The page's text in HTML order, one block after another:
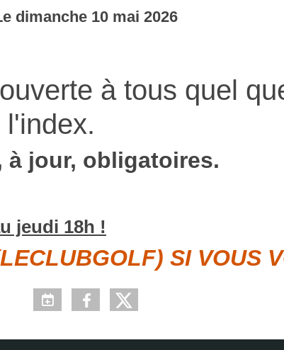
dimanche 10 mai 2026
à tous quel
à jour, obligatoires.
jeudi 18h !
SI VOUS